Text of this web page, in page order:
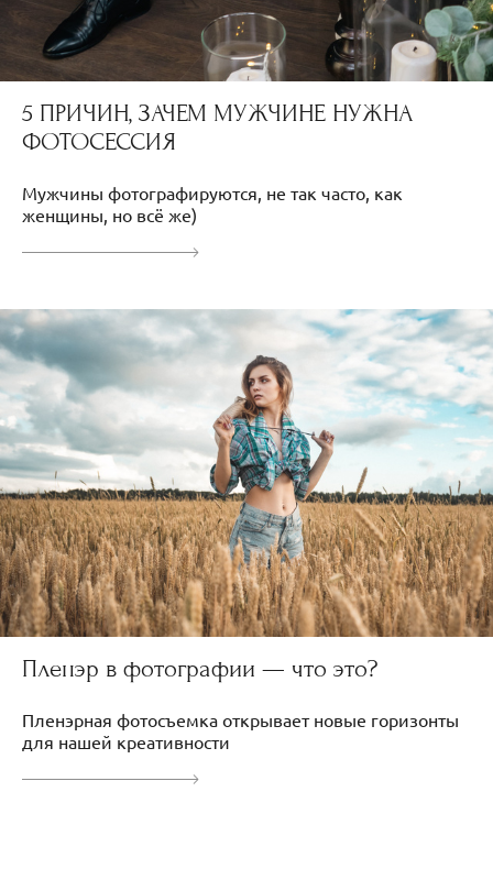
5 ПРИЧИН, ЗАЧЕМ МУЖЧИНЕ НУЖНА
ФОТОСЕССИЯ
Мужчины фотографируются, не так часто, как
женщины, но всё же)
Пленэр в фотографии — что это?
Пленэрная фотосъемка открывает новые горизонты
для нашей креативности